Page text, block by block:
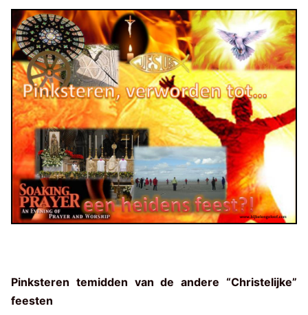
Pinksteren temidden van de andere “Christelijke”
feesten